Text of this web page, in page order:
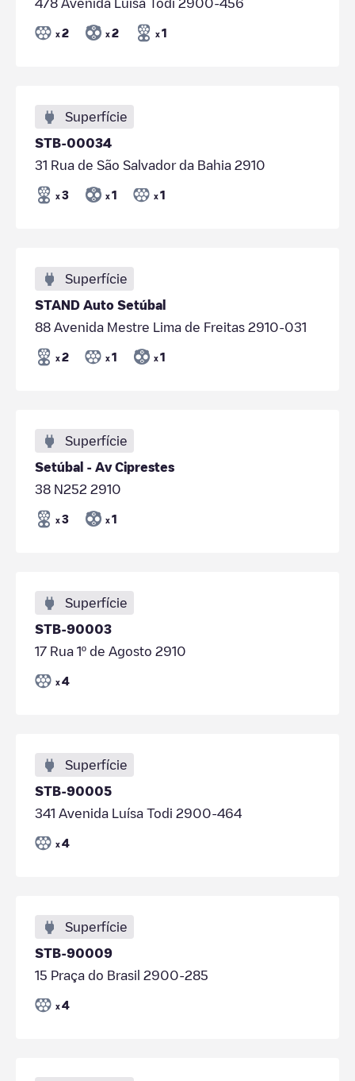
478 Avenida Luísa Todi 2900-456
x 2 x 2 x 1
Superfície
STB-00034
31 Rua de São Salvador da Bahia 2910
x 3 x 1 x 1
Superfície
STAND Auto Setúbal
88 Avenida Mestre Lima de Freitas 2910-031
x 2 x 1 x 1
Superfície
Setúbal - Av Ciprestes
38 N252 2910
x 3 x 1
Superfície
STB-90003
17 Rua 1º de Agosto 2910
x 4
Superfície
STB-90005
341 Avenida Luísa Todi 2900-464
x 4
Superfície
STB-90009
15 Praça do Brasil 2900-285
x 4